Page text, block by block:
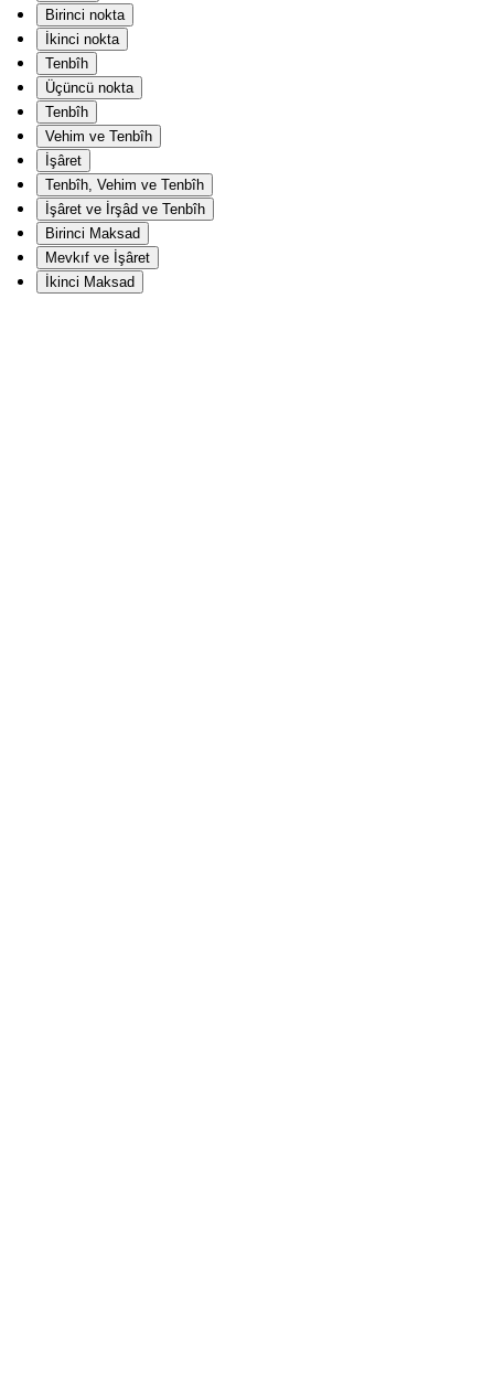
Birinci nokta
İkinci nokta
Tenbîh
Üçüncü nokta
Tenbîh
Vehim ve Tenbîh
İşâret
Tenbîh, Vehim ve Tenbîh
İşâret ve İrşâd ve Tenbîh
Birinci Maksad
Mevkıf ve İşâret
İkinci Maksad